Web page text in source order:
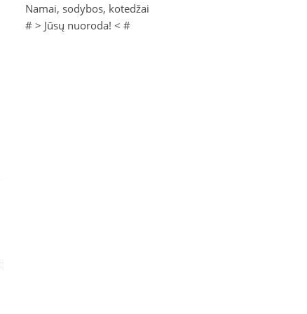
Namai, sodybos, kotedžai
# > Jūsų nuoroda! < #